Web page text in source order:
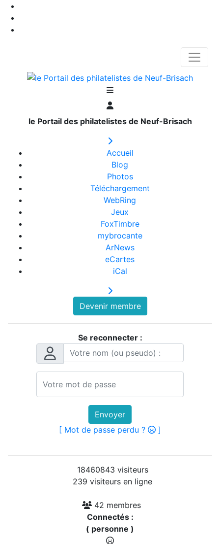
le Portail des philatelistes de Neuf-Brisach
Accueil
Blog
Photos
Téléchargement
WebRing
Jeux
FoxTimbre
mybrocante
ArNews
eCartes
iCal
Devenir membre
Se reconnecter :
Envoyer
[ Mot de passe perdu ?
]
18460843 visiteurs
239 visiteurs en ligne
42 membres
Connectés :
( personne )